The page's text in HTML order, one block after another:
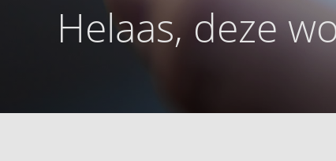
Helaas, deze